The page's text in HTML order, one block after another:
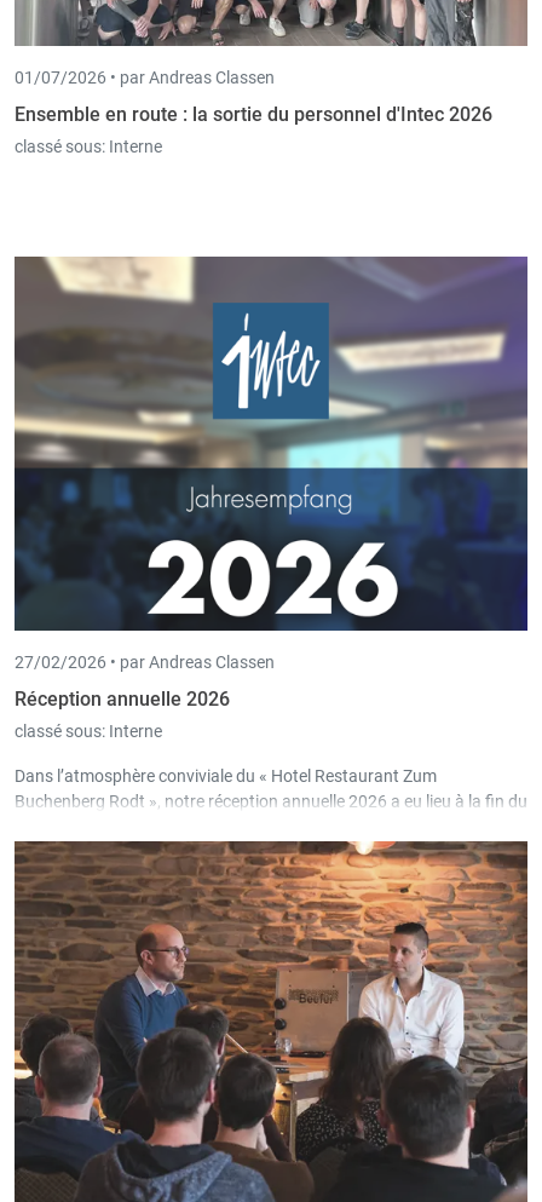
01/07/2026 • par Andreas Classen
Ensemble en route : la sortie du personnel d'Intec 2026
classé sous: Interne
27/02/2026 • par Andreas Classen
Réception annuelle 2026
classé sous: Interne
Dans l’atmosphère conviviale du « Hotel Restaurant Zum
Buchenberg Rodt », notre réception annuelle 2026 a eu lieu à la fin du